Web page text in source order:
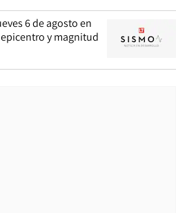
6 de agosto en
y magnitud